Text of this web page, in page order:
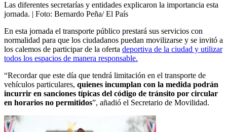
Las diferentes secretarías y entidades explicaron la importancia esta
jornada. | Foto: Bernardo Peña/ El País
En esta jornada el transporte público prestará sus servicios con
normalidad para que los ciudadanos puedan movilizarse y se invitó a
los calemos de participar de la oferta deportiva de la ciudad y utilizar
todos los espacios de manera responsable.
“Recordar que este día que tendrá limitación en el transporte de
vehículos particulares, quienes incumplan con la medida podrán
incurrir en sanciones típicas del código de tránsito por circular
en horarios no permitidos”, añadió el Secretario de Movilidad.